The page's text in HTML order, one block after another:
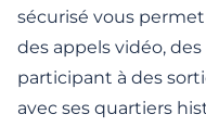
sécurisé vous
des appels vidéo,
participant à des
avec ses quartiers